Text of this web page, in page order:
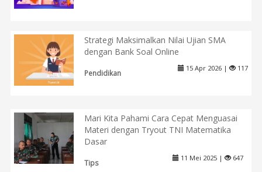
Strategi Maksimalkan Nilai Ujian SMA
dengan Bank Soal Online
Pendidikan
15 Apr 2026 | 117
Mari Kita Pahami Cara Cepat Menguasai
Materi dengan Tryout TNI Matematika
Dasar
Tips
11 Mei 2025 | 647